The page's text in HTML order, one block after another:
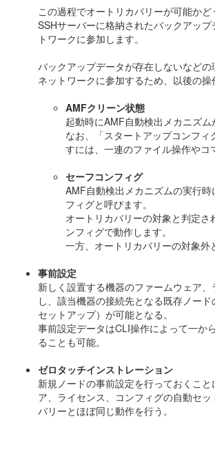
この過程でオートリカバリーが可能か
SSHサーバーに格納されたバックアッ
トワークに参加します。
バックアップデータが存在しないなど
ネットワークに参加するため、以後の
AMFクリーン状態
起動時にAMF自動検出メカニズ
なお、「スタートアップコンフ
すには、一連のファイル操作やコ
セーフコンフィグ
AMF自動検出メカニズムの実行
フィグと呼びます。
オートリカバリーの対象と判定
ンフィグで動作します。
一方、オートリカバリーの対象
事前設定
新しく設置する機器のファームウェア
し、該当機器の接続先となる既存ノー
セットアップ）が可能となる。
事前設定データはCLI操作によって一か
ることも可能。
ゼロタッチインストレーション
新規ノードの事前設定を行っておくこ
ア、ライセンス、コンフィグの自動セ
バリーとほぼ同じ動作を行う。